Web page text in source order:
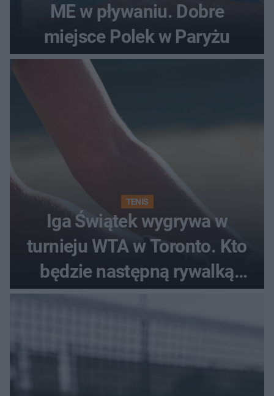
ME w pływaniu. Dobre
miejsce Polek w Paryżu
TENIS
Iga Świątek wygrywa w
turnieju WTA w Toronto. Kto
będzie następną rywalką